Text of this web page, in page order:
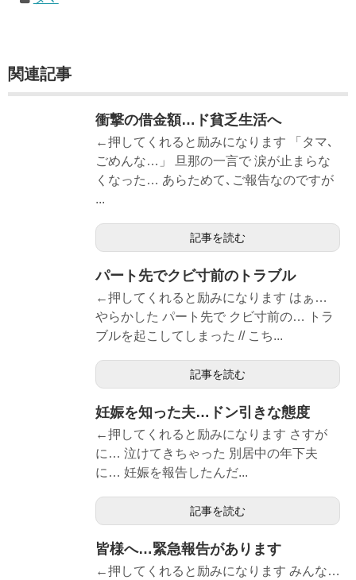
関連記事
衝撃の借金額…ド貧乏生活へ
←押してくれると励みになります 「タマ､
ごめんな…」 旦那の一言で 涙が止まらな
くなった… あらためて､ご報告なのですが
...
記事を読む
パート先でクビ寸前のトラブル
←押してくれると励みになります はぁ…
やらかした パート先で クビ寸前の… トラ
ブルを起こしてしまった // こち...
記事を読む
妊娠を知った夫…ドン引きな態度
←押してくれると励みになります さすが
に… 泣けてきちゃった 別居中の年下夫
に… 妊娠を報告したんだ...
記事を読む
皆様へ…緊急報告があります
←押してくれると励みになります みんな…